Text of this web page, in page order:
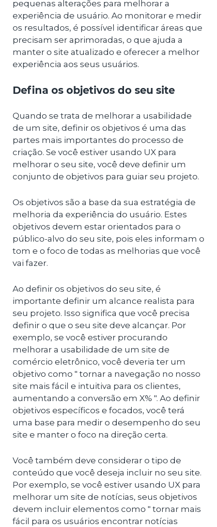
pequenas alterações para melhorar a
experiência de usuário. Ao monitorar e medir
os resultados, é possível identificar áreas que
precisam ser aprimoradas, o que ajuda a
manter o site atualizado e oferecer a melhor
experiência aos seus usuários.
Defina os objetivos do seu site
Quando se trata de melhorar a usabilidade
de um site, definir os objetivos é uma das
partes mais importantes do processo de
criação. Se você estiver usando UX para
melhorar o seu site, você deve definir um
conjunto de objetivos para guiar seu projeto.
Os objetivos são a base da sua estratégia de
melhoria da experiência do usuário. Estes
objetivos devem estar orientados para o
público-alvo do seu site, pois eles informam o
tom e o foco de todas as melhorias que você
vai fazer.
Ao definir os objetivos do seu site, é
importante definir um alcance realista para
seu projeto. Isso significa que você precisa
definir o que o seu site deve alcançar. Por
exemplo, se você estiver procurando
melhorar a usabilidade de um site de
comércio eletrônico, você deveria ter um
objetivo como " tornar a navegação no nosso
site mais fácil e intuitiva para os clientes,
aumentando a conversão em X% ". Ao definir
objetivos específicos e focados, você terá
uma base para medir o desempenho do seu
site e manter o foco na direção certa.
Você também deve considerar o tipo de
conteúdo que você deseja incluir no seu site.
Por exemplo, se você estiver usando UX para
melhorar um site de notícias, seus objetivos
devem incluir elementos como " tornar mais
fácil para os usuários encontrar notícias